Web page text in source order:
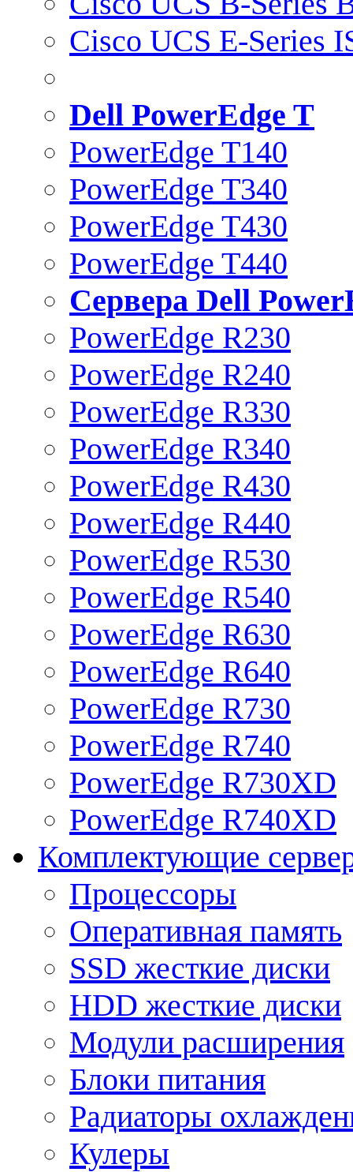
Cisco UCS E-Series
Dell PowerEdge T
PowerEdge T140
PowerEdge T340
PowerEdge T430
PowerEdge T440
Сервера Dell
PowerEdge R230
PowerEdge R240
PowerEdge R330
PowerEdge R340
PowerEdge R430
PowerEdge R440
PowerEdge R530
PowerEdge R540
PowerEdge R630
PowerEdge R640
PowerEdge R730
PowerEdge R740
PowerEdge R730XD
PowerEdge R740XD
Комплектующие
Процессоры
Оперативная память
SSD жесткие диски
HDD жесткие диски
Модули расширения
Блоки питания
Радиаторы
Кулеры